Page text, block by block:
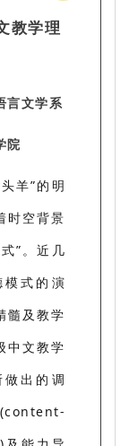
教学理
言文学系
院
羊”的明
时空背景
”。近几
式的演
髓及教学
中文教学
出的调